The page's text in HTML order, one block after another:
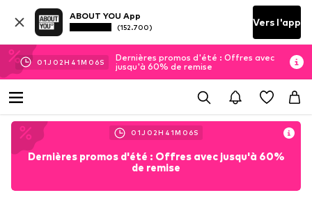
ABOUT YOU App
(152.700) Vers l'app
01J 02H 41M 04S
Dernières promos d'été : Offres avec
jusqu'à 60% de remise
01J 02H 41M 04S
Dernières promos d'été : Offres avec jusqu'à 60%
de remise